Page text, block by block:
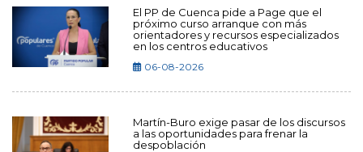
El PP de Cuenca pide a Page que el
próximo curso arranque con más
orientadores y recursos especializados
en los centros educativos
06-08-2026
Martín-Buro exige pasar de los discursos
a las oportunidades para frenar la
despoblación